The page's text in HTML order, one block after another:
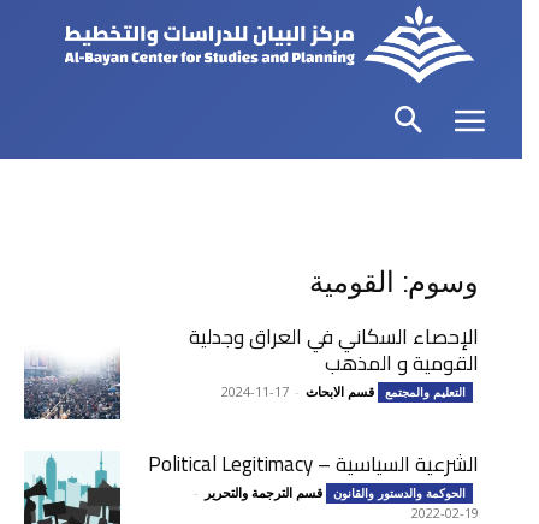
وسوم: القومية
الإحصاء السكاني في العراق وجدلية
القومية و المذهب
التعليم والمجتمع قسم الابحاث -
2024-11-17
الشرعية السياسية – Political Legitimacy
الحوكمة والدستور والقانون قسم الترجمة والتحرير -
2022-02-19